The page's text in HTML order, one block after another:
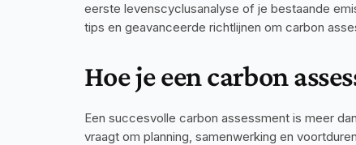
eerste levenscyclusanalyse of je bestaande
tips en geavanceerde richtlijnen om carbon
Hoe je een carbon
Een succesvolle carbon assessment is meer
vraagt om planning, samenwerking en